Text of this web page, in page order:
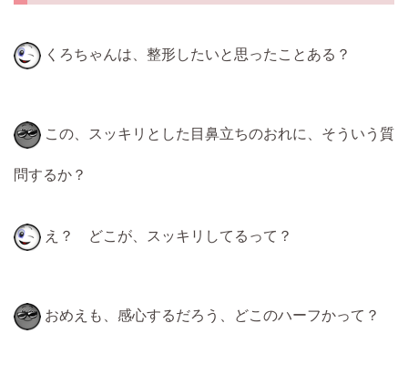
くろちゃんは、整形したいと思ったことある？
この、スッキリとした目鼻立ちのおれに、そういう質
問するか？
え？ どこが、スッキリしてるって？
おめえも、感心するだろう、どこのハーフかって？